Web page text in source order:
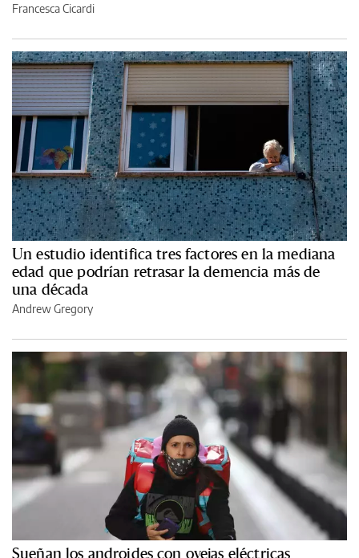
Francesca Cicardi
Un estudio identifica tres factores en la mediana
edad que podrían retrasar la demencia más de
una década
Andrew Gregory
Sueñan los androides con ovejas eléctricas